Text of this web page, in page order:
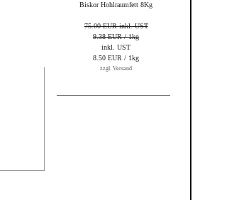
Biskor Hohlraumfett 8Kg
75.00 EUR inkl. UST
9.38 EUR / 1kg
inkl. UST
8.50 EUR / 1kg
zzgl. Versand